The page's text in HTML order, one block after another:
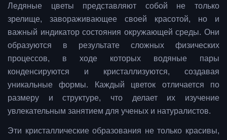
Ледяные цветы представляют собой не только
зрелище, завораживающее своей красотой, но и
важный индикатор состояния окружающей среды. Они
образуются в результате сложных физических
процессов, в ходе которых водяные пары
конденсируются и кристаллизуются, создавая
уникальные формы. Каждый цветок отличается по
размеру и структуре, что делает их изучение
увлекательным занятием для ученых и натуралистов.
Эти кристаллические образования не только красивы,